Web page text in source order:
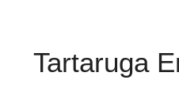
Tartaruga